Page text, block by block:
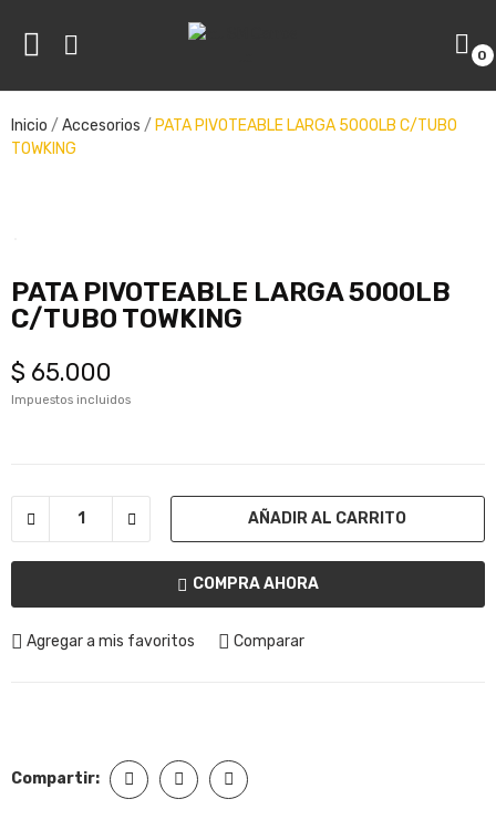
0
Inicio Accesorios
PATA PIVOTEABLE LARGA 5000LB C/TUBO
TOWKING
PATA PIVOTEABLE LARGA 5000LB
C/TUBO TOWKING
$ 65.000
Impuestos incluidos
AÑADIR AL CARRITO
COMPRA AHORA
Agregar a mis favoritos Comparar
Compartir: